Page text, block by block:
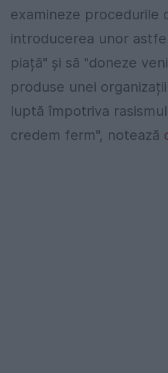
examineze procedurile
introducerea unor
piață" și să "doneze
produse unei
luptă împotriva
credem ferm", notează